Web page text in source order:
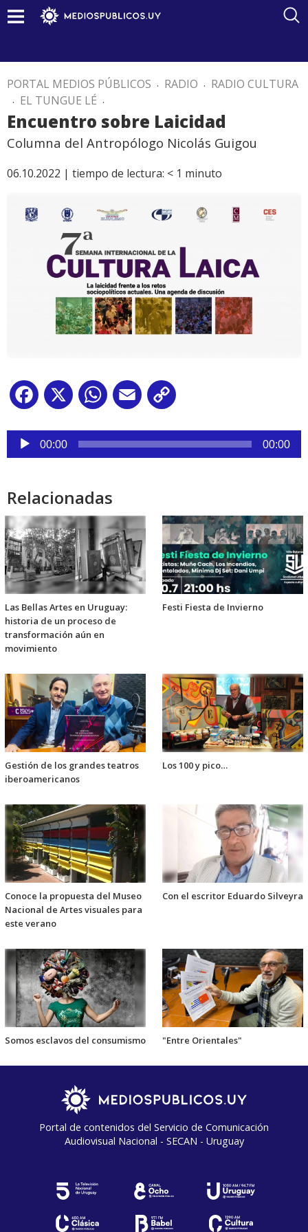
PORTAL MEDIOS PÚBLICOS . RADIO . RADIO CULTURA
. EL TUNGUE LÉ .
Encuentro sobre Laicidad
Columna del Antropólogo Nicolás Guigou
06.10.2022 | tiempo de lectura: < 1 minuto
Facebook
X WhatsApp
Email
Reproductor
audio
00:00 00:00
Relacionadas
Las Bellas Artes en Uruguay:
historia de un proceso de
transformación aún en
movimiento
Festi Fiesta de Invierno
Gestión de los grandes teatros
iberoamericanos
Los 100 y pico…
Conoce la propuesta del Museo
Nacional de Artes visuales para
este verano
Con el escritor Eduardo Silveyra
Somos esclavos del consumismo "Entre Orientales"
Portal de contenidos del Servicio de Comunicación
Audiovisual Nacional - SECAN - Uruguay